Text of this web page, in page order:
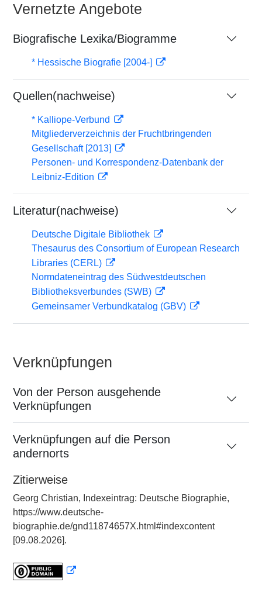
Vernetzte Angebote
Biografische Lexika/Biogramme
* Hessische Biografie [2004-]
Quellen(nachweise)
* Kalliope-Verbund
Mitgliederverzeichnis der Fruchtbringenden
Gesellschaft [2013]
Personen- und Korrespondenz-Datenbank der
Leibniz-Edition
Literatur(nachweise)
Deutsche Digitale Bibliothek
Thesaurus des Consortium of European Research
Libraries (CERL)
Normdateneintrag des Südwestdeutschen
Bibliotheksverbundes (SWB)
Gemeinsamer Verbundkatalog (GBV)
Verknüpfungen
Von der Person ausgehende
Verknüpfungen
Verknüpfungen auf die Person
andernorts
Zitierweise
Georg Christian, Indexeintrag: Deutsche Biographie,
https://www.deutsche-
biographie.de/gnd11874657X.html#indexcontent
[09.08.2026].